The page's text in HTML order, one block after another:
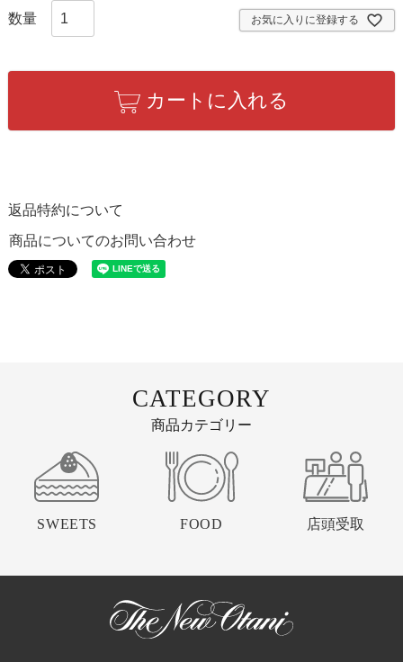
お気に入りに登録する
カートに入れる
返品特約について
商品についてのお問い合わせ
CATEGORY
商品カテゴリー
SWEETS FOOD 店頭受取